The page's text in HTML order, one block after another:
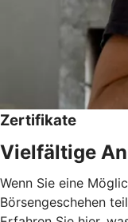
Zertifikate
Vielfältige
Wenn Sie eine
Börsengeschehen